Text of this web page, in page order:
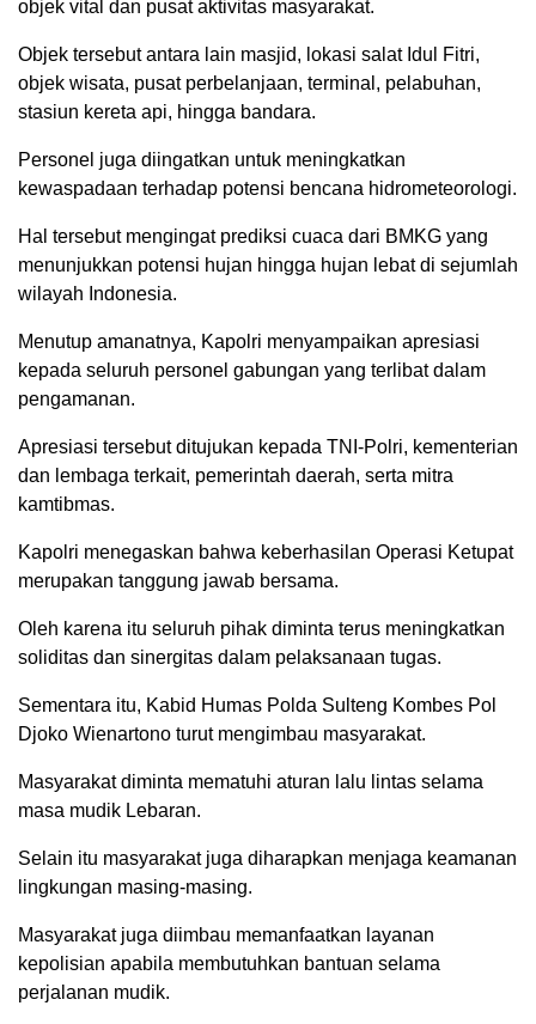
objek vital dan pusat aktivitas masyarakat.
Objek tersebut antara lain masjid, lokasi salat Idul Fitri,
objek wisata, pusat perbelanjaan, terminal, pelabuhan,
stasiun kereta api, hingga bandara.
Personel juga diingatkan untuk meningkatkan
kewaspadaan terhadap potensi bencana hidrometeorologi.
Hal tersebut mengingat prediksi cuaca dari BMKG yang
menunjukkan potensi hujan hingga hujan lebat di sejumlah
wilayah Indonesia.
Menutup amanatnya, Kapolri menyampaikan apresiasi
kepada seluruh personel gabungan yang terlibat dalam
pengamanan.
Apresiasi tersebut ditujukan kepada TNI-Polri, kementerian
dan lembaga terkait, pemerintah daerah, serta mitra
kamtibmas.
Kapolri menegaskan bahwa keberhasilan Operasi Ketupat
merupakan tanggung jawab bersama.
Oleh karena itu seluruh pihak diminta terus meningkatkan
soliditas dan sinergitas dalam pelaksanaan tugas.
Sementara itu, Kabid Humas Polda Sulteng Kombes Pol
Djoko Wienartono turut mengimbau masyarakat.
Masyarakat diminta mematuhi aturan lalu lintas selama
masa mudik Lebaran.
Selain itu masyarakat juga diharapkan menjaga keamanan
lingkungan masing-masing.
Masyarakat juga diimbau memanfaatkan layanan
kepolisian apabila membutuhkan bantuan selama
perjalanan mudik.